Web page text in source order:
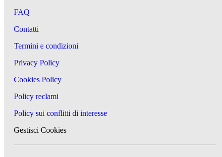
FAQ
Contatti
Termini e condizioni
Privacy Policy
Cookies Policy
Policy reclami
Policy sui conflitti di interesse
Gestisci Cookies